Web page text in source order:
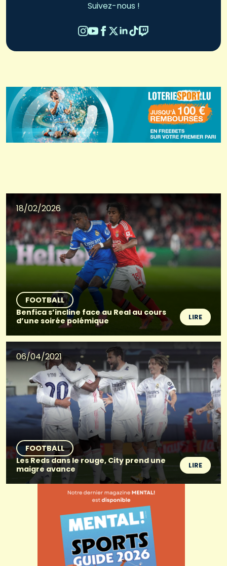
Suivez-nous !
18/02/2026
FOOTBALL
Benfica s’incline face au Real au cours
d’une soirée polémique
LIRE
06/04/2021
FOOTBALL
Les Reds dans le rouge, City prend une
maigre avance
LIRE